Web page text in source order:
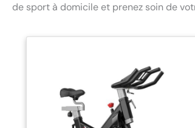
de sport à domicile et prenez soin de